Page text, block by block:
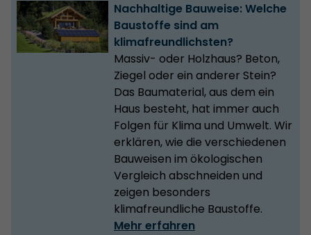
Nachhaltige Bauweise: Welche
Baustoffe sind am
klimafreundlichsten?
Massiv- oder Holzhaus? Beton,
Ziegel oder ein anderer Stein?
Das Baumaterial, aus dem ein
Haus besteht, hat immer auch
Folgen für Klima und Umwelt. Wir
erklären, wie die verschiedenen
Bauweisen im ökologischen
Vergleich abschneiden und
zeigen besonders
klimafreundliche Baustoffe.
Mehr erfahren